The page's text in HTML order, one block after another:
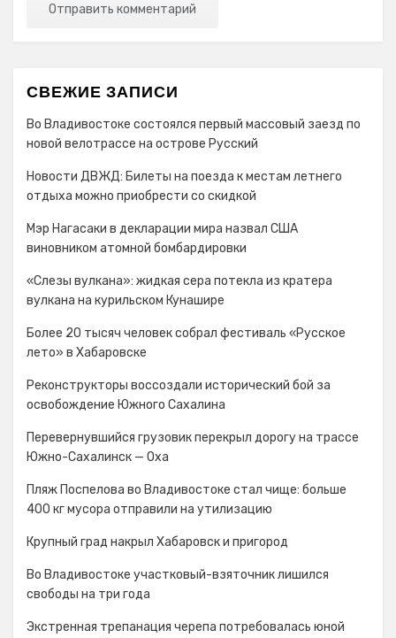
СВЕЖИЕ ЗАПИСИ
Во Владивостоке состоялся первый массовый заезд по
новой велотрассе на острове Русский
Новости ДВЖД: Билеты на поезда к местам летнего
отдыха можно приобрести со скидкой
Мэр Нагасаки в декларации мира назвал США
виновником атомной бомбардировки
«Слезы вулкана»: жидкая сера потекла из кратера
вулкана на курильском Кунашире
Более 20 тысяч человек собрал фестиваль «Русское
лето» в Хабаровске
Реконструкторы воссоздали исторический бой за
освобождение Южного Сахалина
Перевернувшийся грузовик перекрыл дорогу на трассе
Южно-Сахалинск — Оха
Пляж Поспелова во Владивостоке стал чище: больше
400 кг мусора отправили на утилизацию
Крупный град накрыл Хабаровск и пригород
Во Владивостоке участковый-взяточник лишился
свободы на три года
Экстренная трепанация черепа потребовалась юной